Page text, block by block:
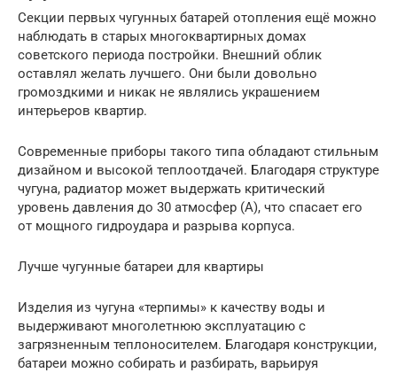
Секции первых чугунных батарей отопления ещё можно
наблюдать в старых многоквартирных домах
советского периода постройки. Внешний облик
оставлял желать лучшего. Они были довольно
громоздкими и никак не являлись украшением
интерьеров квартир.
Современные приборы такого типа обладают стильным
дизайном и высокой теплоотдачей. Благодаря структуре
чугуна, радиатор может выдержать критический
уровень давления до 30 атмосфер (А), что спасает его
от мощного гидроудара и разрыва корпуса.
Лучше чугунные батареи для квартиры
Изделия из чугуна «терпимы» к качеству воды и
выдерживают многолетнюю эксплуатацию с
загрязненным теплоносителем. Благодаря конструкции,
батареи можно собирать и разбирать, варьируя